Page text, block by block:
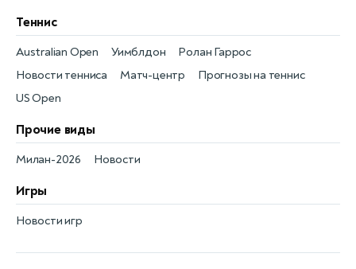
Теннис
Новости тенниса
Australian Open
Матч-центр
Уимблдон
Прогнозы на теннис
Ролан Гаррос
US Open
Прочие виды
Новости
Милан-2026
Игры
Новости игр